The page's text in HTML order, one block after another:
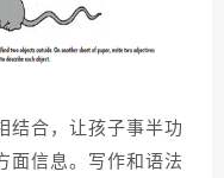
结合，让孩子事半功
面信息。写作和语法